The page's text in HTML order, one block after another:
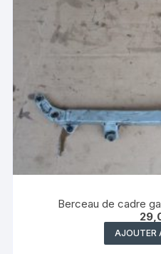
Berceau de cadre
AJOUTER